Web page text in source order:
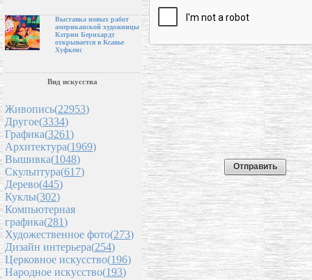
Выставка новых работ
американской художницы
Кэтрин Бернхардт
открывается в Ксавье
Хуфкенс
Вид искусства
Живопись(22953)
Другое(3334)
Графика(3261)
Архитектура(1969)
Вышивка(1048)
Скульптура(617)
Дерево(445)
Куклы(302)
Компьютерная
графика(281)
Художественное фото(273)
Дизайн интерьера(254)
Церковное искусство(196)
Народное искусство(193)